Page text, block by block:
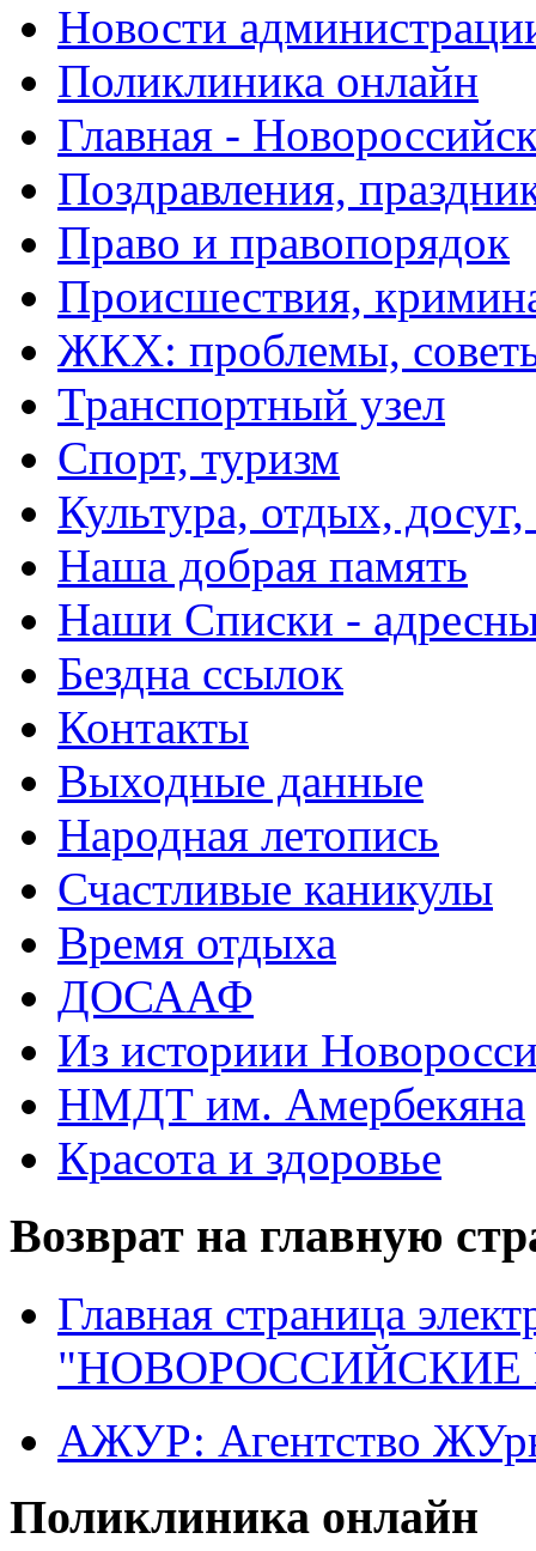
Новости
Поликлиника онлайн
Главная -
Поздравления,
Право и правопорядок
Происшествия,
ЖКХ: проблемы,
Транспортный узел
Спорт, туризм
Культура, отдых,
Наша добрая память
Наши Списки -
Бездна ссылок
Контакты
Выходные данные
Народная летопись
Счастливые каникулы
Время отдыха
ДОСААФ
Из историии
НМДТ им. Амербекяна
Красота и здоровье
Возврат на главную
Главная страница
"НОВОРОССИЙСКИЕ
АЖУР: Агентство
Поликлиника онлайн